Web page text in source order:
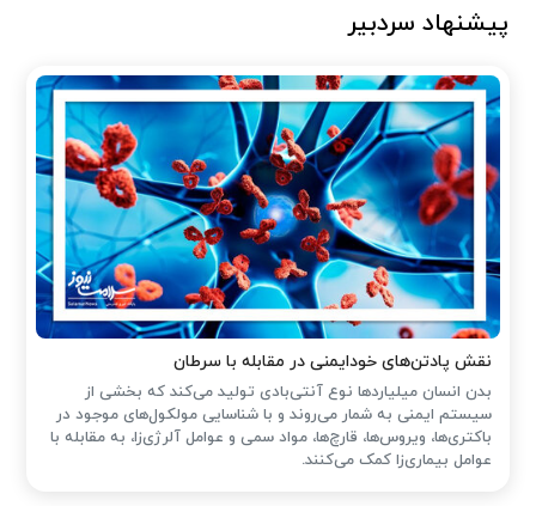
پیشنهاد سردبیر
نقش پادتن‌های خودایمنی در مقابله با سرطان
بدن انسان میلیاردها نوع آنتی‌بادی تولید می‌کند که بخشی از
سیستم ایمنی به شمار می‌روند و با شناسایی مولکول‌های موجود در
باکتری‌ها، ویروس‌ها، قارچ‌ها، مواد سمی و عوامل آلرژی‌زا، به مقابله با
عوامل بیماری‌زا کمک می‌کنند.